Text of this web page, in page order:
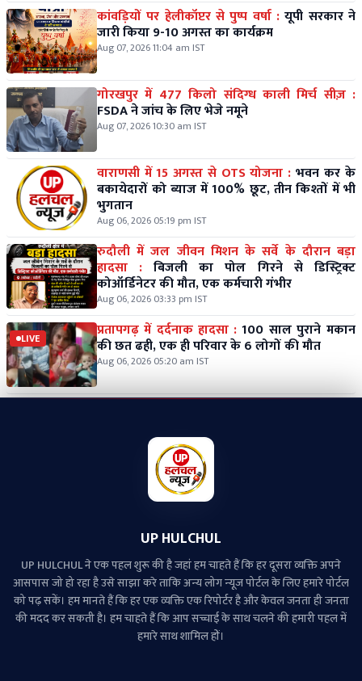
कांवड़ियों पर हेलीकॉप्टर से पुष्प वर्षा : यूपी सरकार ने
जारी किया 9-10 अगस्त का कार्यक्रम
Aug 07, 2026 11:04 am IST
गोरखपुर में 477 किलो संदिग्ध काली मिर्च सीज़ :
FSDA ने जांच के लिए भेजे नमूने
Aug 07, 2026 10:30 am IST
वाराणसी में 15 अगस्त से OTS योजना : भवन कर के
बकायेदारों को ब्याज में 100% छूट, तीन किश्तों में भी
भुगतान
Aug 06, 2026 05:19 pm IST
रुदौली में जल जीवन मिशन के सर्वे के दौरान बड़ा
हादसा : बिजली का पोल गिरने से डिस्ट्रिक्ट
कोऑर्डिनेटर की मौत, एक कर्मचारी गंभीर
Aug 06, 2026 03:33 pm IST
LIVE प्रतापगढ़ में दर्दनाक हादसा : 100 साल पुराने मकान
की छत ढही, एक ही परिवार के 6 लोगों की मौत
Aug 06, 2026 05:20 am IST
UP HULCHUL
UP HULCHUL ने एक पहल शुरू की है जहां हम चाहते हैं कि हर दूसरा व्‍यक्ति अपने
आसपास जो हो रहा है उसे साझा करे ताकि अन्‍य लोग न्‍यूज पोर्टल के लिए हमारे पोर्टल
को पढ़ सकें। हम मानते हैं कि हर एक व्यक्ति एक रिपोर्टर है और केवल जनता ही जनता
की मदद कर सकती है। हम चाहते हैं कि आप सच्चाई के साथ चलने की हमारी पहल में
हमारे साथ शामिल हों।